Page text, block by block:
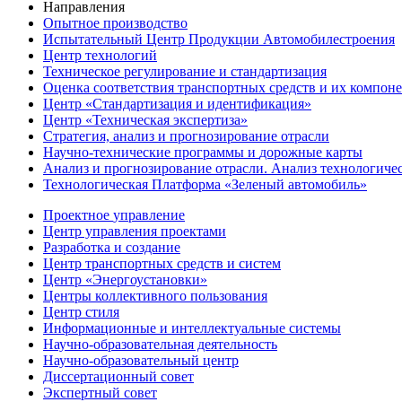
Направления
Опытное производство
Испытательный Центр Продукции Автомобилестроения
Центр технологий
Техническое регулирование и стандартизация
Оценка соответствия транспортных средств и их
Центр «Стандартизация и идентификация»
Центр «Техническая экспертиза»
Стратегия, анализ и прогнозирование отрасли
Научно-технические программы и дорожные карты
Анализ и прогнозирование отрасли. Анализ
Технологическая Платформа «Зеленый автомобиль»
Проектное управление
Центр управления проектами
Разработка и создание
Центр транспортных средств и систем
Центр «Энергоустановки»
Центры коллективного пользования
Центр стиля
Информационные и интеллектуальные системы
Научно-образовательная деятельность
Научно-образовательный центр
Диссертационный совет
Экспертный совет